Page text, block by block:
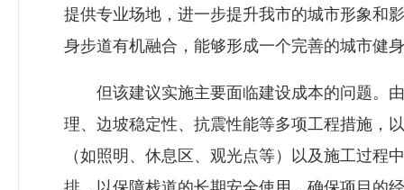
提供专业场地，进一步提升我市的城市形象和
身步道有机融合，能够形成一个完善的城市健
但该建议实施主要面临建设成本的问题。由
理、边坡稳定性、抗震性能等多项工程措施，
（如照明、休息区、观光点等）以及施工过